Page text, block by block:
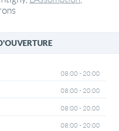
08:00 - 20:00
08:00 - 20:00
08:00 - 20:00
08:00 - 20:00